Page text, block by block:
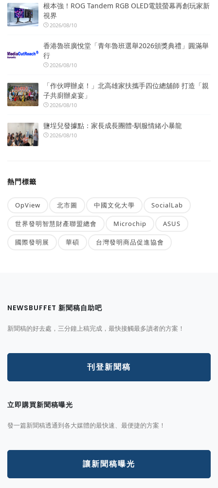
根本強！ROG Tandem RGB OLED電競螢幕再創玩家新
視界
2026/08/10
香港魯班廣悅堂「青年魯班選舉2026頒獎典禮」圓滿舉
行
2026/08/10
「作伙呷辦桌！」北高雄家扶攜手四位總舖師 打造「親
子共廚辦桌宴」
2026/08/10
鹽埕兒發據點：家長成長團體-馴服情緒小暴龍
2026/08/10
熱門標籤
OpView 北市圖 中國文化大學 SocialLab
世界發明智慧財產聯盟總會 Microchip ASUS
國際發明展 華碩 台灣發明商品促進協會
NEWSBUFFET 新聞稿自助吧
新聞稿的好去處，三分鐘上稿完成，最快接觸最多讀者的方案！
刊登新聞稿
立即購買新聞稿曝光
發一篇新聞稿透通到各大媒體的最快速、最便捷的方案！
讓新聞稿曝光